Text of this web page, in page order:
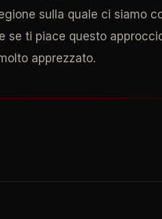
sulla quale ci siamo
ti piace questo
apprezzato.